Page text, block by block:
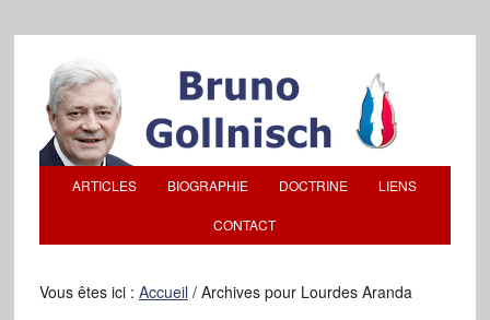
ARTICLES BIOGRAPHIE DOCTRINE LIENS
CONTACT
Vous êtes ici : Accueil /Archives pour Lourdes Aranda